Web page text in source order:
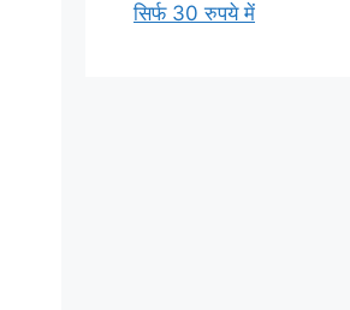
सिर्फ 30 रुपये में